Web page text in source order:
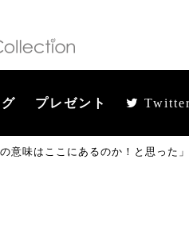
プレゼント
意味はここにあるのか！と思った」